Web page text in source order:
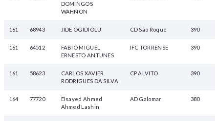
DOMINGOS
WAHNON
161 68943 JIDE OGIDIOLU CD São Roque 390
161 64512
FABIO MIGUEL
ERNESTO ANTUNES
IFC TORRENSE 390
161 58623
CARLOS XAVIER
RODRIGUES DA SILVA
CP ALVITO 390
164 77720
Elsayed Ahmed
Ahmed Lashin
AD Galomar 380